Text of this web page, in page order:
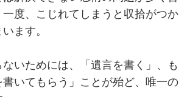
一度、こじれてしまうと収拾がつか
ます。
いためには、「遺言を書く」、も
書いてもらう」ことが殆ど、唯一の